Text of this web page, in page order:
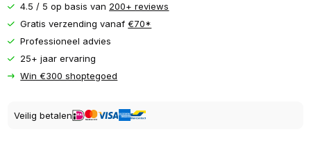
4.5 / 5 op basis van 200+ reviews
Gratis verzending vanaf€70*
Professioneel advies
25+ jaar ervaring
Win €300 shoptegoed
Veilig betalen